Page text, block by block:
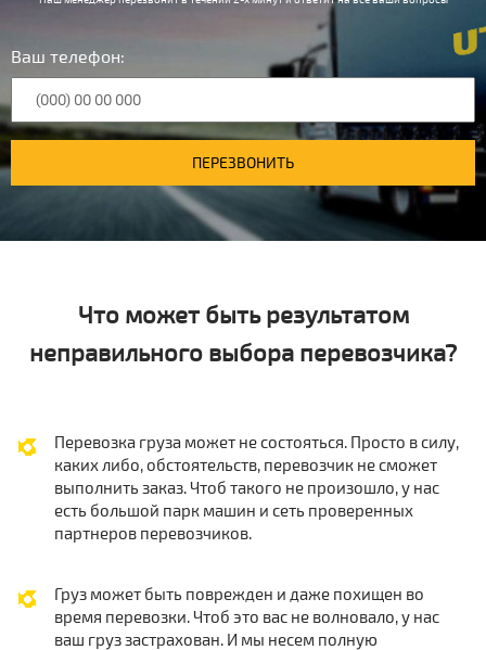
Ваш телефон:
ПЕРЕЗВОНИТЬ
Что может быть результатом
неправильного выбора перевозчика?
Перевозка груза может не состояться. Просто в силу,
каких либо, обстоятельств, перевозчик не сможет
выполнить заказ. Чтоб такого не произошло, у нас
есть большой парк машин и сеть проверенных
партнеров перевозчиков.
Груз может быть поврежден и даже похищен во
время перевозки. Чтоб это вас не волновало, у нас
ваш груз застрахован. И мы несем полную